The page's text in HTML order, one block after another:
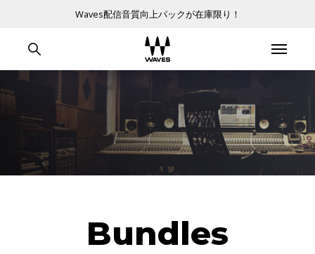
Waves配信音質向上パックが在庫限り！
Bundles